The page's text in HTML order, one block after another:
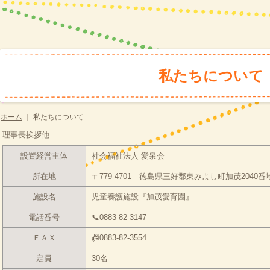
私たちについて
ホーム 私たちについて
理事長挨拶他
設置経営主体 社会福祉法人 愛泉会
所在地 〒779-4701 徳島県三好郡東みよし町加茂2040番
施設名 児童養護施設『加茂愛育園』
電話番号 📞0883-82-3147
ＦＡＸ 📠0883-82-3554
定員 30名